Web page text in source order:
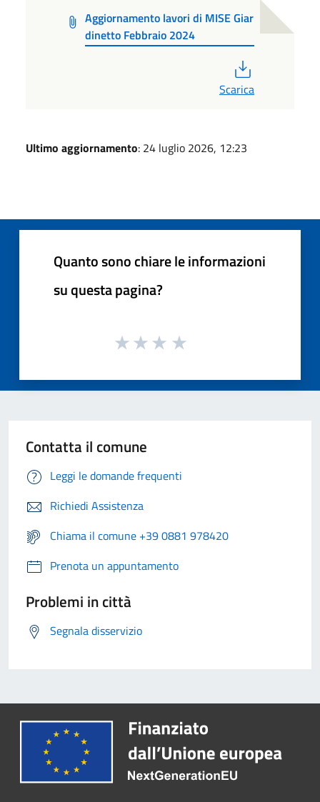
Aggiornamento lavori di MISE Giar
dinetto Febbraio 2024
Scarica
Ultimo aggiornamento: 24 luglio 2026, 12:23
Quanto sono chiare le informazioni
su questa pagina?
Contatta il comune
Leggi le domande frequenti
Richiedi Assistenza
Chiama il comune +39 0881 978420
Prenota un appuntamento
Problemi in città
Segnala disservizio